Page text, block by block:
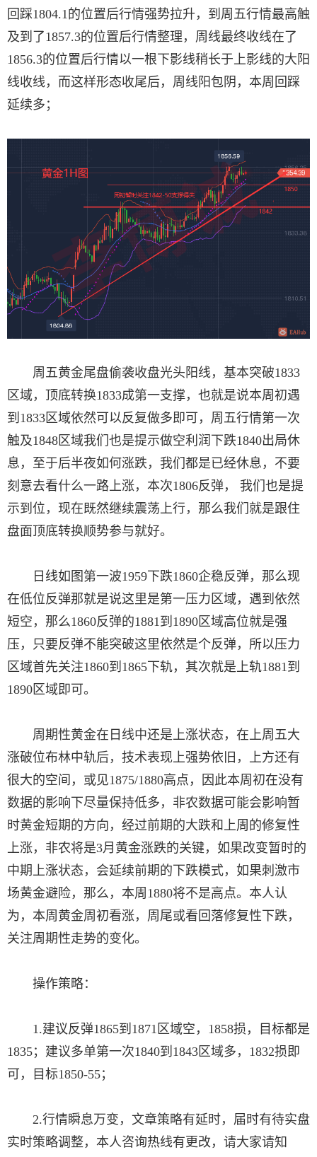
回踩1804.1的位置后行情强势拉升，到周五行情最高触
及到了1857.3的位置后行情整理，周线最终收线在了
1856.3的位置后行情以一根下影线稍长于上影线的大阳
线收线，而这样形态收尾后，周线阳包阴，本周回踩
延续多；
周五黄金尾盘偷袭收盘光头阳线，基本突破1833
区域，顶底转换1833成第一支撑，也就是说本周初遇
到1833区域依然可以反复做多即可，周五行情第一次
触及1848区域我们也是提示做空利润下跌1840出局休
息，至于后半夜如何涨跌，我们都是已经休息，不要
刻意去看什么一路上涨，本次1806反弹， 我们也是提
示到位，现在既然继续震荡上行，那么我们就是跟住
盘面顶底转换顺势参与就好。
日线如图第一波1959下跌1860企稳反弹，那么现
在低位反弹那就是说这里是第一压力区域，遇到依然
短空，那么1860反弹的1881到1890区域高位就是强
压，只要反弹不能突破这里依然是个反弹，所以压力
区域首先关注1860到1865下轨，其次就是上轨1881到
1890区域即可。
周期性黄金在日线中还是上涨状态，在上周五大
涨破位布林中轨后，技术表现上强势依旧，上方还有
很大的空间，或见1875/1880高点，因此本周初在没有
数据的影响下尽量保持低多，非农数据可能会影响暂
时黄金短期的方向，经过前期的大跌和上周的修复性
上涨，非农将是3月黄金涨跌的关键，如果改变暂时的
中期上涨状态，会延续前期的下跌模式，如果刺激市
场黄金避险，那么，本周1880将不是高点。本人认
为，本周黄金周初看涨，周尾或看回落修复性下跌，
关注周期性走势的变化。
操作策略：
1.建议反弹1865到1871区域空，1858损，目标都是
1835；建议多单第一次1840到1843区域多，1832损即
可，目标1850-55；
2.行情瞬息万变，文章策略有延时，届时有待实盘
实时策略调整，本人咨询热线有更改，请大家请知